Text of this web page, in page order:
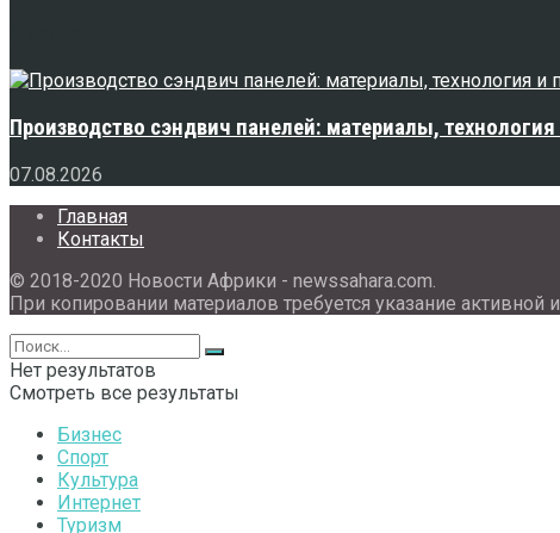
Производство сэндвич панелей: материалы,
07.08.2026
Главная
Контакты
© 2018-2020 Новости Африки - newssahara.com.
При копировании материалов требуется указание активной
Нет результатов
Смотреть все результаты
Бизнес
Спорт
Культура
Интернет
Туризм